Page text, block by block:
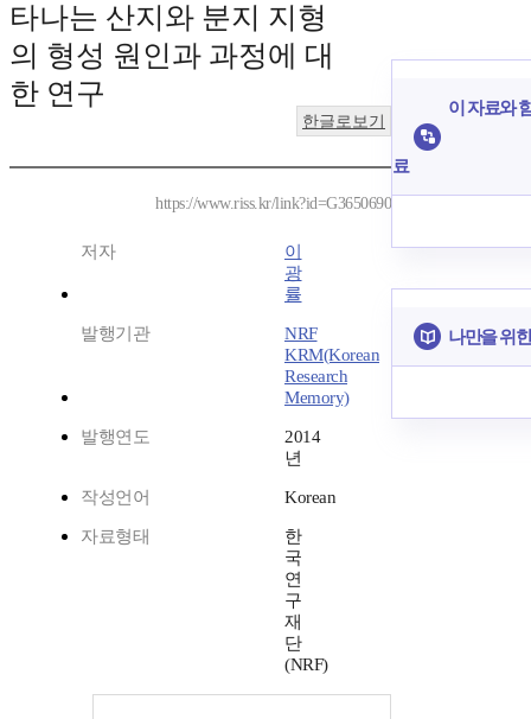
타나는 산지와 분지 지형
의 형성 원인과 과정에 대
한 연구
한글로보기
https://www.riss.kr/link?id=G3650690
저자
이
광
률
발행기관
NRF
KRM(Korean
Research
Memory)
발행연도
2014
년
작성언어 Korean
자료형태
한
국
연
구
재
단
(NRF)
이 자료와
료
나만을 위